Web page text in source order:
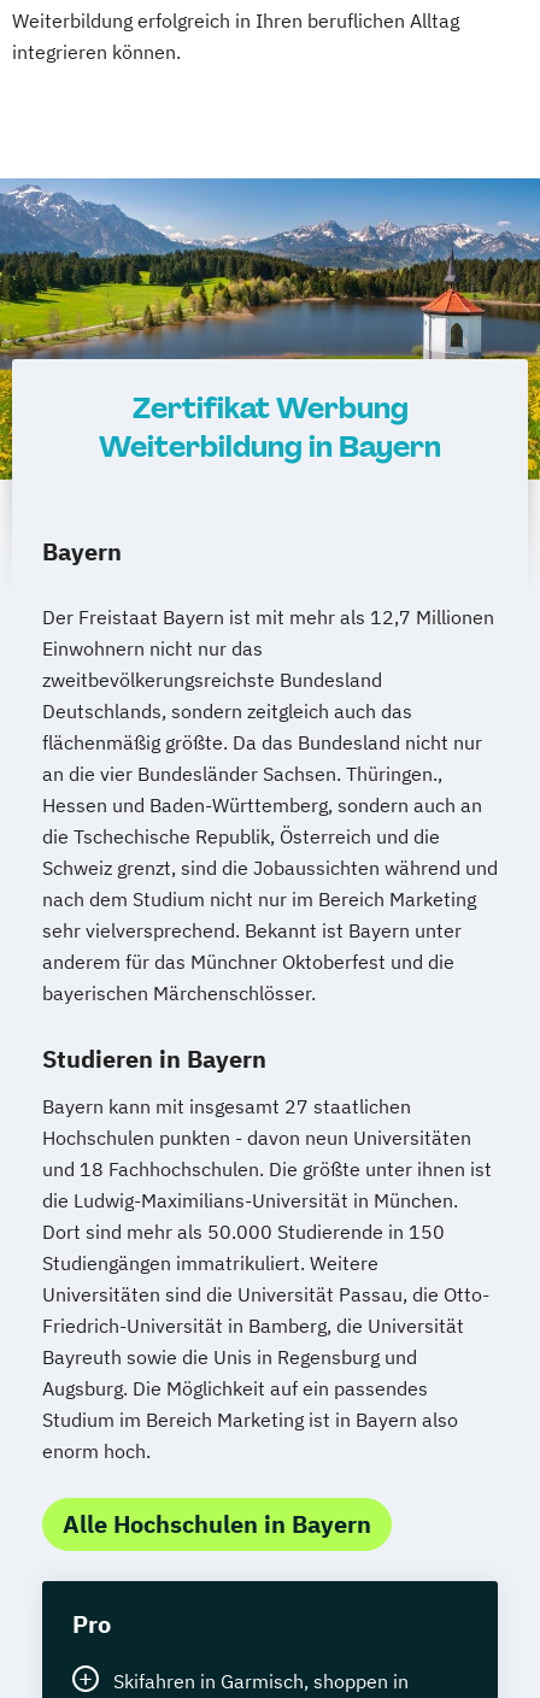
Weiterbildung erfolgreich in Ihren beruflichen Alltag
integrieren können.
Zertifikat Werbung
Weiterbildung in Bayern
Bayern
Der Freistaat Bayern ist mit mehr als 12,7 Millionen
Einwohnern nicht nur das
zweitbevölkerungsreichste Bundesland
Deutschlands, sondern zeitgleich auch das
flächenmäßig größte. Da das Bundesland nicht nur
an die vier Bundesländer Sachsen. Thüringen.,
Hessen und Baden-Württemberg, sondern auch an
die Tschechische Republik, Österreich und die
Schweiz grenzt, sind die Jobaussichten während und
nach dem Studium nicht nur im Bereich Marketing
sehr vielversprechend. Bekannt ist Bayern unter
anderem für das Münchner Oktoberfest und die
bayerischen Märchenschlösser.
Studieren in Bayern
Bayern kann mit insgesamt 27 staatlichen
Hochschulen punkten - davon neun Universitäten
und 18 Fachhochschulen. Die größte unter ihnen ist
die Ludwig-Maximilians-Universität in München.
Dort sind mehr als 50.000 Studierende in 150
Studiengängen immatrikuliert. Weitere
Universitäten sind die Universität Passau, die Otto-
Friedrich-Universität in Bamberg, die Universität
Bayreuth sowie die Unis in Regensburg und
Augsburg. Die Möglichkeit auf ein passendes
Studium im Bereich Marketing ist in Bayern also
enorm hoch.
Alle Hochschulen in Bayern
Pro
Skifahren in Garmisch, shoppen in